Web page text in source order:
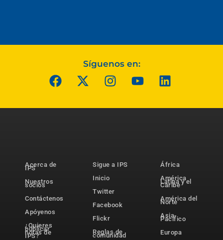
Síguenos en:
Acerca de
IPS
Nuestros
socios
Contáctenos
Apóyenos
¿Quieres
publicar
notas de
IPS?
Sigue a IPS
Inicio
Twitter
Facebook
Flickr
Reglas de
comunidad
África
América
Latina y el
Caribe
América del
Norte
Asia-
Pacífico
Europa